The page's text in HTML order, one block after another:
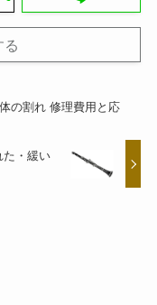
る
の割れ 修理費用と応
た・緩い